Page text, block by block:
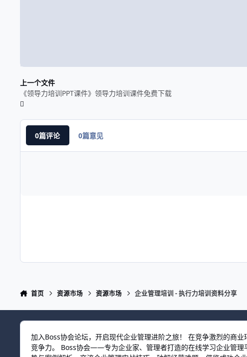
上一个文件
《领导力培训PPT课件》领导力培训课件免费下载
0篇评论 0篇意见
首页 资源市场 资源市场 企业管理培训 - 执行力培训资料分享
加入Boss协会论坛，开启现代企业管理进阶之旅！ 在竞争激烈的商
竞争力。 Boss协会——专为企业家、管理者打造的在线学习企业管理